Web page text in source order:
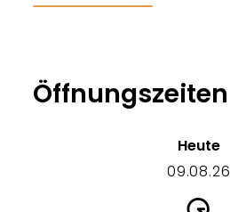
Öffnungszeiten
Heute
09.08.26